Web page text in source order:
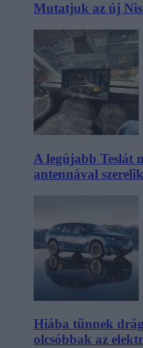
Mutatjuk az új
A legújabb Teslát
antennával szerelik
Hiába tűnnek
olcsóbbak az